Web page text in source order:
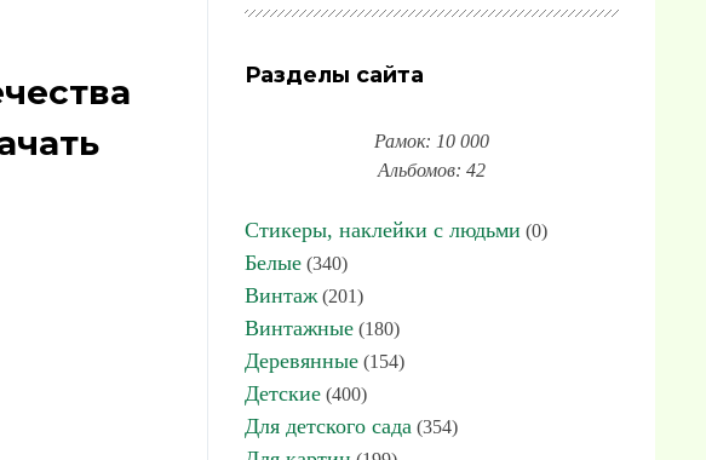
Разделы сайта
Рамок: 10 000
Альбомов: 42
Стикеры, наклейки с людьми (0)
Белые (340)
Винтаж (201)
Винтажные (180)
Деревянные (154)
Детские (400)
Для детского сада (354)